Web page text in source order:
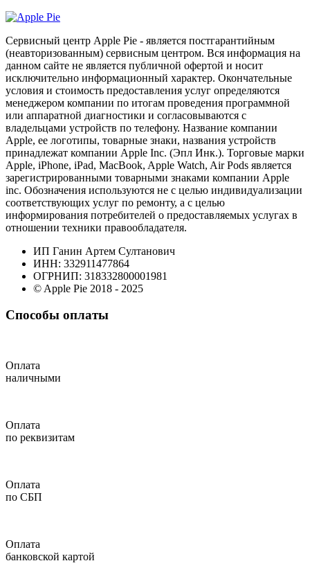
Сервисный центр Apple Pie - является постгарантийным
(неавторизованным) сервисным центром. Вся информация на
данном сайте не является публичной офертой и носит
исключительно информационный характер. Окончательные
условия и стоимость предоставления услуг определяются
менеджером компании по итогам проведения программной
или аппаратной диагностики и согласовываются с
владельцами устройств по телефону. Название компании
Apple, ее логотипы, товарные знаки, названия устройств
принадлежат компании Apple Inc. (Эпл Инк.). Торговые марки
Apple, iPhone, iPad, MacBook, Apple Watch, Air Pods является
зарегистрированными товарными знаками компании Apple
inc. Обозначения используются не с целью индивидуализации
соответствующих услуг по ремонту, а с целью
информирования потребителей о предоставляемых услугах в
отношении техники правообладателя.
ИП Ганин Артем Султанович
ИНН: 332911477864
ОГРНИП: 318332800001981
© Apple Pie 2018 - 2025
Способы оплаты
Оплата
наличными
Оплата
по реквизитам
Оплата
по СБП
Оплата
банковской картой